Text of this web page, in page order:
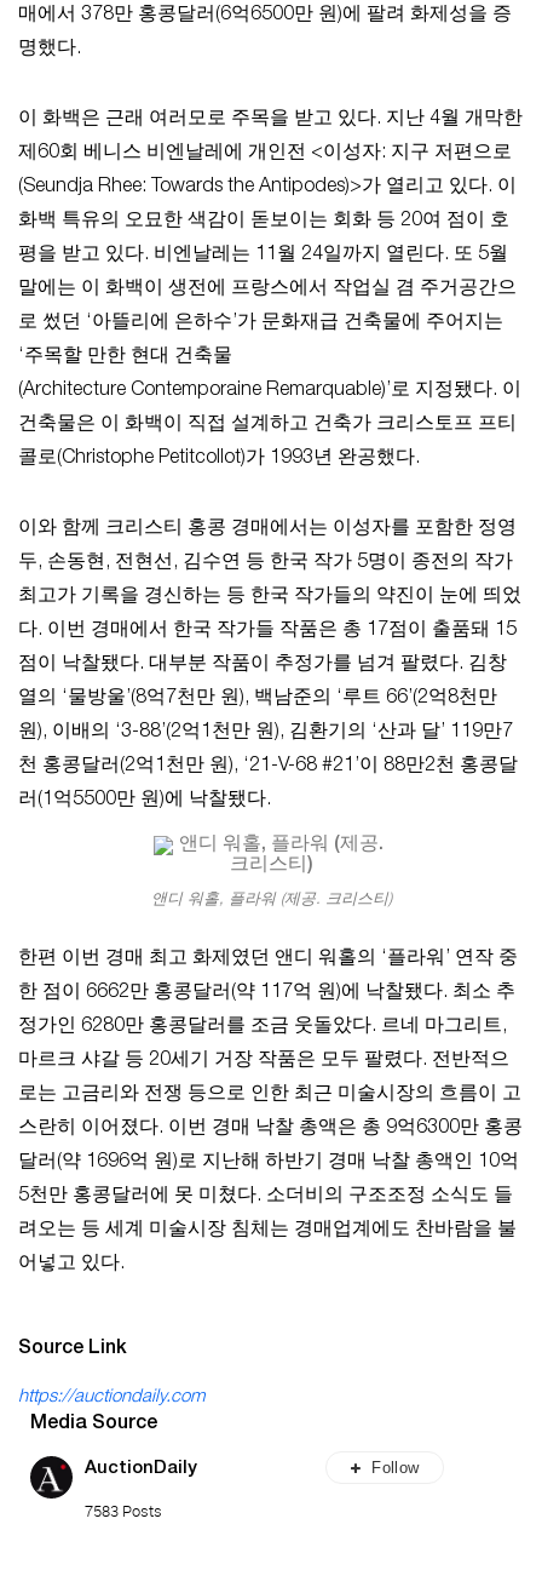
매에서 378만 홍콩달러(6억6500만 원)에 팔려 화제성을 증
명했다.
이 화백은 근래 여러모로 주목을 받고 있다. 지난 4월 개막한
제60회 베니스 비엔날레에 개인전 <이성자: 지구 저편으로
(Seundja Rhee: Towards the Antipodes)>가 열리고 있다. 이
화백 특유의 오묘한 색감이 돋보이는 회화 등 20여 점이 호
평을 받고 있다. 비엔날레는 11월 24일까지 열린다. 또 5월
말에는 이 화백이 생전에 프랑스에서 작업실 겸 주거공간으
로 썼던 ‘아뜰리에 은하수’가 문화재급 건축물에 주어지는
‘주목할 만한 현대 건축물
(Architecture Contemporaine Remarquable)’로 지정됐다. 이
건축물은 이 화백이 직접 설계하고 건축가 크리스토프 프티
콜로(Christophe Petitcollot)가 1993년 완공했다.
이와 함께 크리스티 홍콩 경매에서는 이성자를 포함한 정영
두, 손동현, 전현선, 김수연 등 한국 작가 5명이 종전의 작가
최고가 기록을 경신하는 등 한국 작가들의 약진이 눈에 띄었
다. 이번 경매에서 한국 작가들 작품은 총 17점이 출품돼 15
점이 낙찰됐다. 대부분 작품이 추정가를 넘겨 팔렸다. 김창
열의 ‘물방울’(8억7천만 원), 백남준의 ‘루트 66’(2억8천만
원), 이배의 ‘3-88’(2억1천만 원), 김환기의 ‘산과 달’ 119만7
천 홍콩달러(2억1천만 원), ‘21-V-68 #21’이 88만2천 홍콩달
러(1억5500만 원)에 낙찰됐다.
앤디 워홀, 플라워 (제공. 크리스티)
한편 이번 경매 최고 화제였던 앤디 워홀의 ‘플라워’ 연작 중
한 점이 6662만 홍콩달러(약 117억 원)에 낙찰됐다. 최소 추
정가인 6280만 홍콩달러를 조금 웃돌았다. 르네 마그리트,
마르크 샤갈 등 20세기 거장 작품은 모두 팔렸다. 전반적으
로는 고금리와 전쟁 등으로 인한 최근 미술시장의 흐름이 고
스란히 이어졌다. 이번 경매 낙찰 총액은 총 9억6300만 홍콩
달러(약 1696억 원)로 지난해 하반기 경매 낙찰 총액인 10억
5천만 홍콩달러에 못 미쳤다. 소더비의 구조조정 소식도 들
려오는 등 세계 미술시장 침체는 경매업계에도 찬바람을 불
어넣고 있다.
Source Link
https://auctiondaily.com
Media Source
AuctionDaily
7583 Posts
Follow